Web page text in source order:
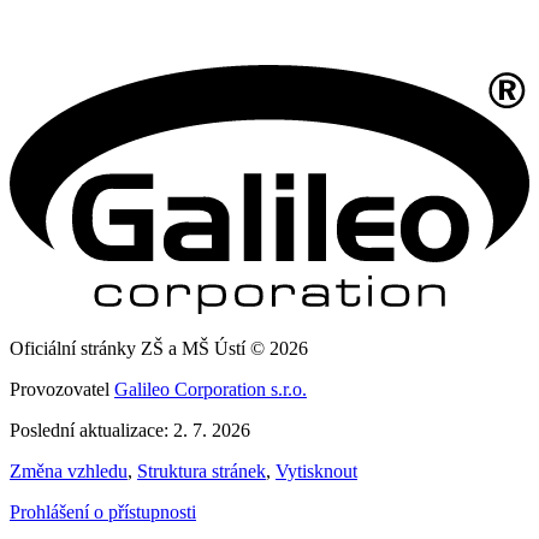
Oficiální stránky ZŠ a MŠ Ústí © 2026
Provozovatel Galileo Corporation s.r.o.
Poslední aktualizace: 2. 7. 2026
Změna vzhledu, Struktura stránek, Vytisknout
Prohlášení o přístupnosti